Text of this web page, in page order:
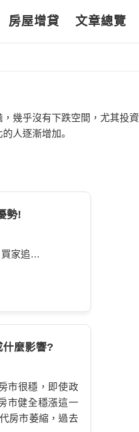
房屋增貸 文章總覽
幾乎沒有下跌空間，尤其投資
人逐漸增加。
勢!
買家追…
什麼影響?
市很穩，即使政
市健全穩漲這一
房市萎縮，過去